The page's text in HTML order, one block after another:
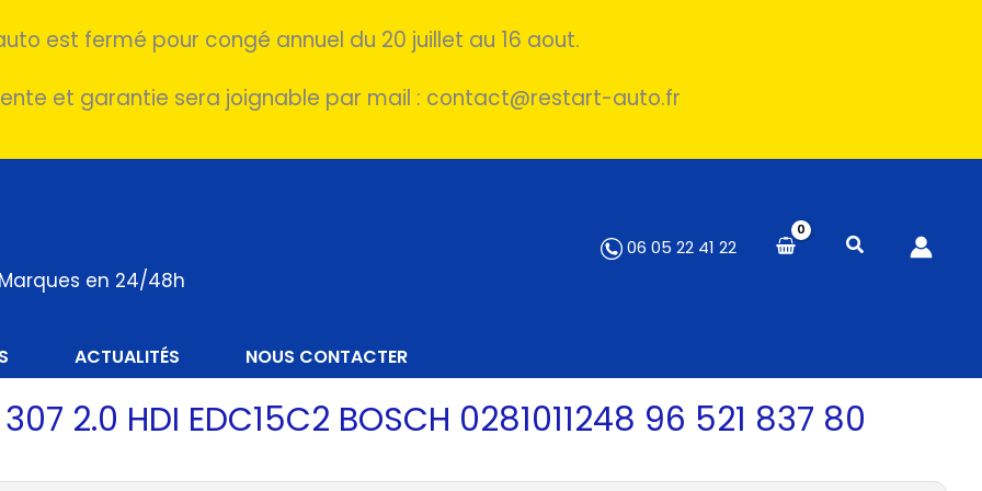
est fermé pour congé annuel du 20 juillet au 16 aout.
et garantie sera joignable par mail : contact@restart-auto.fr
en 24/48h
06 05 22 41 22
ACTUALITÉS NOUS CONTACTER
307 2.0 HDI EDC15C2 BOSCH 0281011248 96 521 837 80